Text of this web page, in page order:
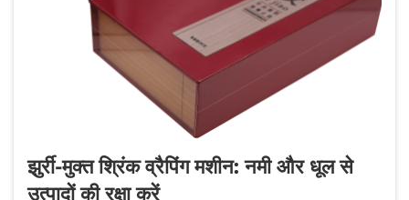
झुर्री-मुक्त श्रिंक व्रैपिंग मशीन: नमी और धूल से
उत्पादों की रक्षा करें